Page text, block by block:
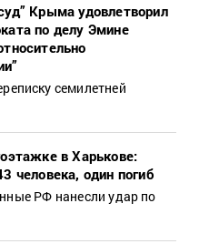
Крыма удовлетворил
по делу Эмине
семилетней
в Харькове:
человека, один погиб
РФ нанесли удар по